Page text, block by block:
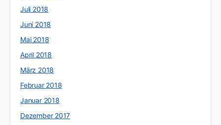
Juli 2018
Juni 2018
Mai 2018
April 2018
März 2018
Februar 2018
Januar 2018
Dezember 2017